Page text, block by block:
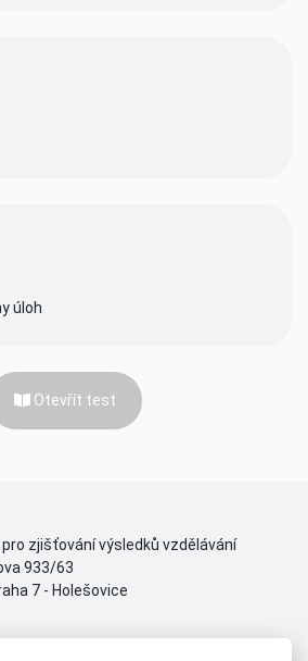
úloh
Otevřít test
zjišťování výsledků vzdělávání
933/63
7 - Holešovice